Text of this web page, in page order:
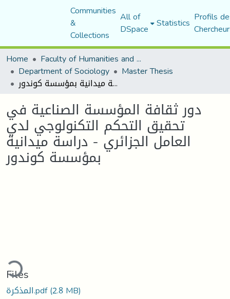
Communities
&
Collections
All of
DSpace Statistics Profils
Home
Faculty of Humanities and Social Sciences
Department of Sociology Master Thesis
دور ثقافة المؤسسة الصناعية في تحقيق التحكم التكنولوجي لدي العامل الجزائري - دراسة ميدانية بمؤسسة كوندور
دور ثقافة المؤسسة الصناعية في
تحقيق التحكم التكنولوجي لدي
العامل الجزائري - دراسة ميدانية
بمؤسسة كوندور
Files
المذكرة.pdf(2.8 MB)